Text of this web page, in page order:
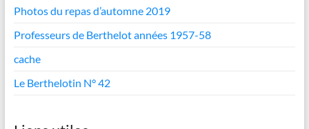
Photos du repas d’automne 2019
Professeurs de Berthelot années 1957-58
cache
Le Berthelotin N° 42